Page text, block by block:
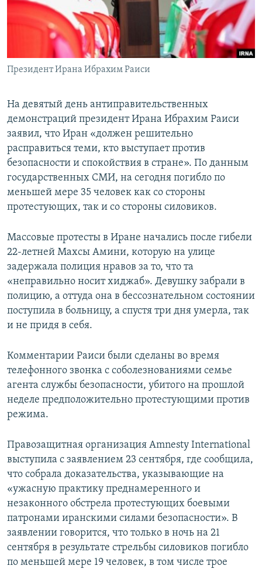
Президент Ирана Ибрахим Раиси
На девятый день антиправительственных
демонстраций президент Ирана Ибрахим Раиси
заявил, что Иран «должен решительно
расправиться теми, кто выступает против
безопасности и спокойствия в стране». По данным
государственных СМИ, на сегодня погибло по
меньшей мере 35 человек как со стороны
протестующих, так и со стороны силовиков.
Массовые протесты в Иране начались после гибели
22-летней Махсы Амини, которую на улице
задержала полиция нравов за то, что та
«неправильно носит хиджаб». Девушку забрали в
полицию, а оттуда она в бессознательном состоянии
поступила в больницу, а спустя три дня умерла, так
и не придя в себя.
Комментарии Раиси были сделаны во время
телефонного звонка с соболезнованиями семье
агента службы безопасности, убитого на прошлой
неделе предположительно протестующими против
режима.
Правозащитная организация Amnesty International
выступила с заявлением 23 сентября, где сообщила,
что собрала доказательства, указывающие на
«ужасную практику преднамеренного и
незаконного обстрела протестующих боевыми
патронами иранскими силами безопасности». В
заявлении говорится, что только в ночь на 21
сентября в результате стрельбы силовиков погибло
по меньшей мере 19 человек, в том числе трое